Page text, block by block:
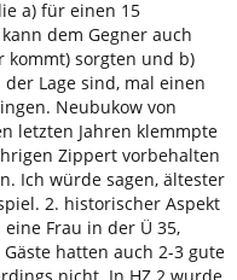
a) für einen 15
dem Gegner auch
kommt) sorgten und b)
Lage sind, mal einen
Neubukow von
letzten Jahren klemmpte
Zippert vorbehalten
Ich würde sagen, ältester
2. historischer Aspekt
Frau in der Ü 35,
hatten auch 2-3 gute